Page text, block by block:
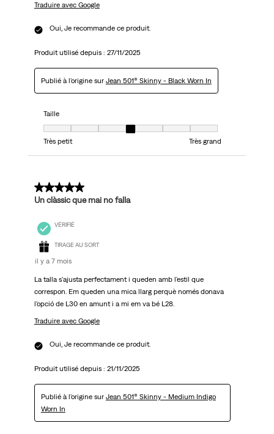
Traduire avec Google
Oui, Je recommande ce produit.
Produit utilisé depuis : 27/11/2025
Publié à l'origine sur Jean 501® Skinny - Black Worn In
Taille
Taille, 4 sur 7, où 1 est égal à Très petit et 7 est égal à Très grand
Très petit
Très grand
5 sur 5 étoiles.
Un clàssic que mai no falla
VÉRIFIÉ
TIRAGE AU SORT
il y a 7 mois
La talla s'ajusta perfectament i queden amb l'estil que
correspon. Em queden una mica llarg perquè només donava
l'opció de L30 en amunt i a mi em va bé L28.
Traduire avec Google
Oui, Je recommande ce produit.
Produit utilisé depuis : 21/11/2025
Publié à l'origine sur Jean 501® Skinny - Medium Indigo
Worn In